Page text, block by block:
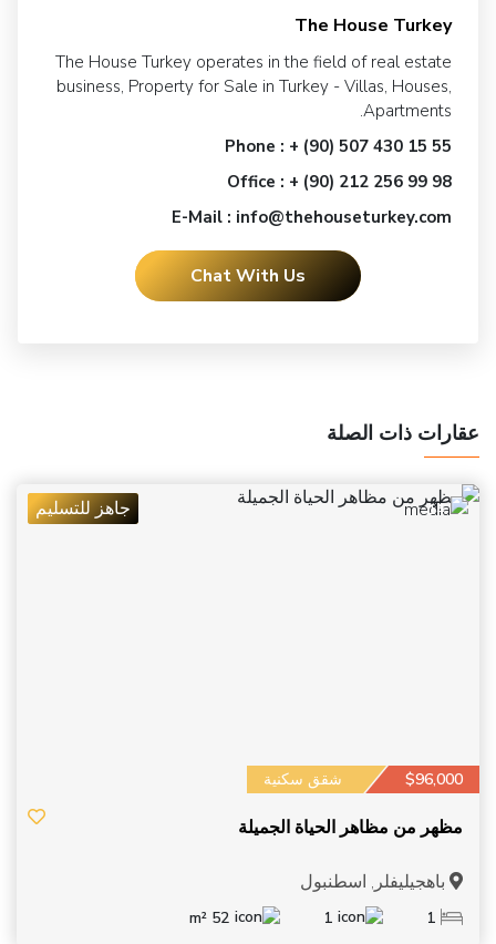
The House Turkey
The House Turkey operates in the field of real estate
business, Property for Sale in Turkey - Villas, Houses,
Apartments.
Phone : + (90) 507 430 15 55
Office : + (90) 212 256 99 98
E-Mail : info@thehouseturkey.com
Chat With Us
عقارات ذات الصلة
14 جاهز للتسليم
شقق سكنية $96,000
مظهر من مظاهر الحياة الجميلة
باهجيليفلر, اسطنبول
1
1
52 m²